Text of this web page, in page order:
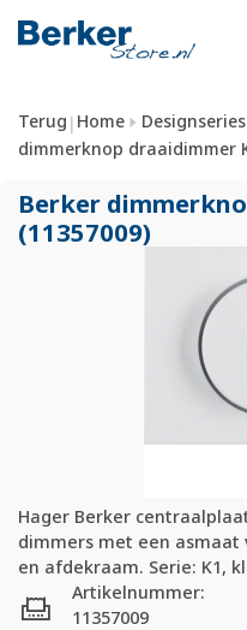
Terug | Home Designseries
dimmerknop draaidimmer
Berker
(11357009)
Hager Berker
dimmers met een asmaat
en afdekraam. Serie: K1,
Artikelnummer:
11357009